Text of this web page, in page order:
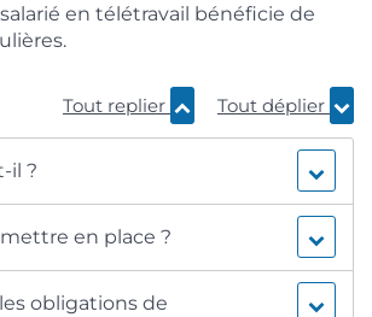
en télétravail bénéficie de
Tout replier Tout déplier
il ?
en place ?
obligations de